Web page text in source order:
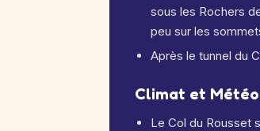
sous les Rochers
peu sur les
Après le tunnel du
Climat et
Le Col du Rousset